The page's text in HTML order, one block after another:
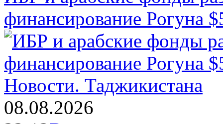
финансирование Рогуна
Новости. Таджикистана
08.08.2026